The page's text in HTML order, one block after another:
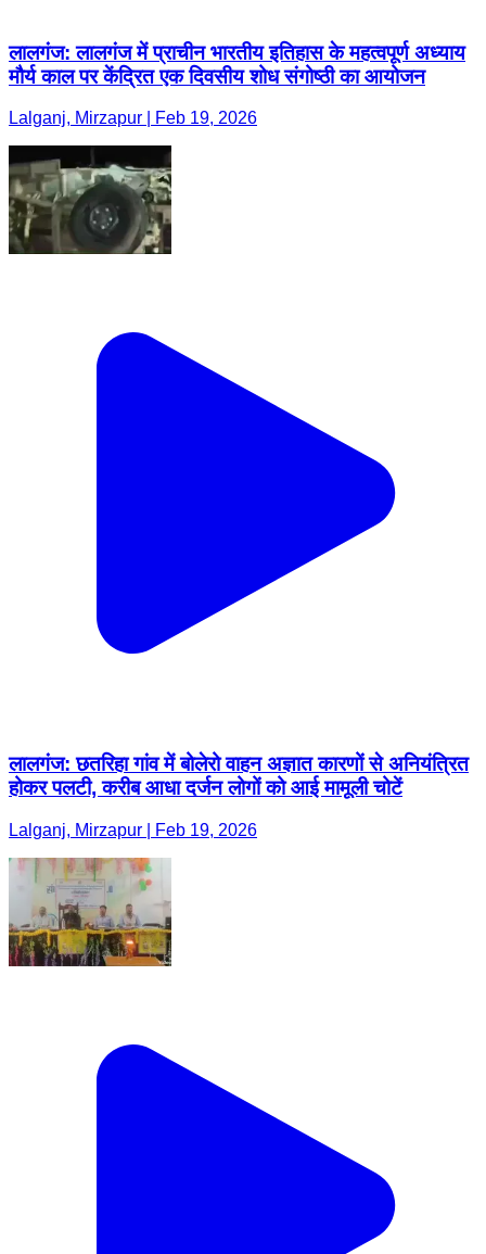
लालगंज: लालगंज में प्राचीन भारतीय इतिहास के महत्वपूर्ण अध्याय
मौर्य काल पर केंद्रित एक दिवसीय शोध संगोष्ठी का आयोजन
Lalganj, Mirzapur | Feb 19, 2026
लालगंज: छतरिहा गांव में बोलेरो वाहन अज्ञात कारणों से अनियंत्रित
होकर पलटी, करीब आधा दर्जन लोगों को आई मामूली चोटें
Lalganj, Mirzapur | Feb 19, 2026